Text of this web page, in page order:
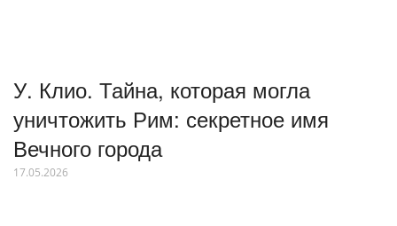
У. Клио. Тайна, которая могла
уничтожить Рим: секретное имя
Вечного города
17.05.2026